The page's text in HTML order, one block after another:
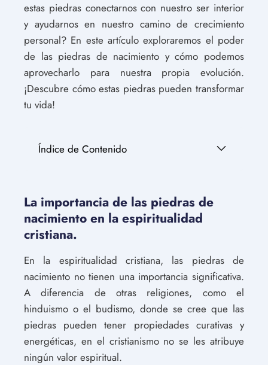
estas piedras conectarnos con nuestro ser interior
y ayudarnos en nuestro camino de crecimiento
personal? En este artículo exploraremos el poder
de las piedras de nacimiento y cómo podemos
aprovecharlo para nuestra propia evolución.
¡Descubre cómo estas piedras pueden transformar
tu vida!
Índice de Contenido
La importancia de las piedras de
nacimiento en la espiritualidad
cristiana.
En la espiritualidad cristiana, las piedras de
nacimiento no tienen una importancia significativa.
A diferencia de otras religiones, como el
hinduismo o el budismo, donde se cree que las
piedras pueden tener propiedades curativas y
energéticas, en el cristianismo no se les atribuye
ningún valor espiritual.